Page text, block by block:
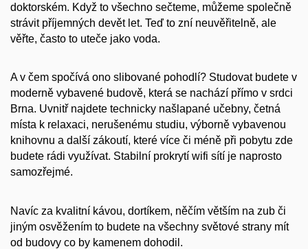
doktorském. Když to všechno sečteme, můžeme společně
strávit příjemných devět let. Teď to zní neuvěřitelně, ale
věřte, často to uteče jako voda.
A v čem spočívá ono slibované pohodlí? Studovat budete v
moderně vybavené budově, která se nachází přímo v srdci
Brna. Uvnitř najdete technicky našlapané učebny, četná
místa k relaxaci, nerušenému studiu, výborně vybavenou
knihovnu a další zákoutí, které více či méně při pobytu zde
budete rádi využívat. Stabilní prokrytí wifi sítí je naprosto
samozřejmé.
Navíc za kvalitní kávou, dortíkem, něčím větším na zub či
jiným osvěžením to budete na všechny světové strany mít
od budovy co by kamenem dohodil.